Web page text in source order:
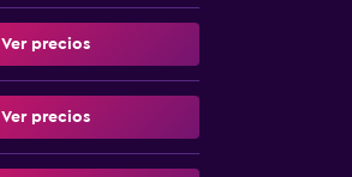
Ver precios
Ver precios